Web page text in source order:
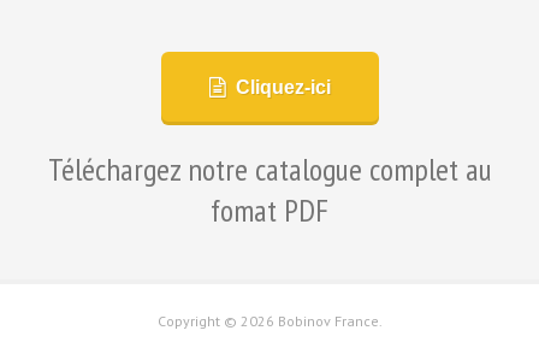
Cliquez-ici
Téléchargez notre catalogue complet au
fomat PDF
Copyright © 2026 Bobinov France.